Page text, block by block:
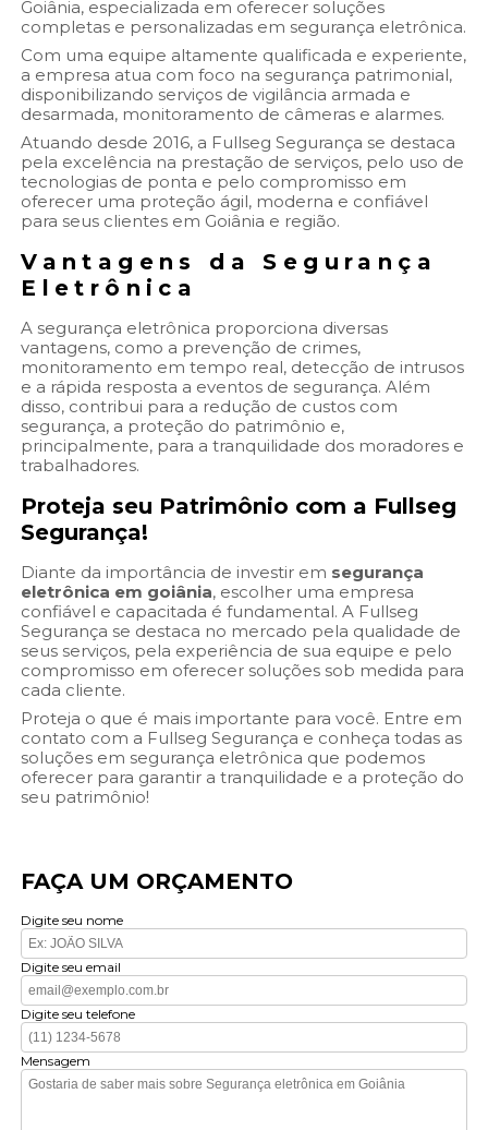
Goiânia, especializada em oferecer soluções
completas e personalizadas em segurança eletrônica.
Com uma equipe altamente qualificada e experiente,
a empresa atua com foco na segurança patrimonial,
disponibilizando serviços de vigilância armada e
desarmada, monitoramento de câmeras e alarmes.
Atuando desde 2016, a Fullseg Segurança se destaca
pela excelência na prestação de serviços, pelo uso de
tecnologias de ponta e pelo compromisso em
oferecer uma proteção ágil, moderna e confiável
para seus clientes em Goiânia e região.
Vantagens da Segurança
Eletrônica
A segurança eletrônica proporciona diversas
vantagens, como a prevenção de crimes,
monitoramento em tempo real, detecção de intrusos
e a rápida resposta a eventos de segurança. Além
disso, contribui para a redução de custos com
segurança, a proteção do patrimônio e,
principalmente, para a tranquilidade dos moradores e
trabalhadores.
Proteja seu Patrimônio com a Fullseg
Segurança!
Diante da importância de investir em segurança
eletrônica em goiânia, escolher uma empresa
confiável e capacitada é fundamental. A Fullseg
Segurança se destaca no mercado pela qualidade de
seus serviços, pela experiência de sua equipe e pelo
compromisso em oferecer soluções sob medida para
cada cliente.
Proteja o que é mais importante para você. Entre em
contato com a Fullseg Segurança e conheça todas as
soluções em segurança eletrônica que podemos
oferecer para garantir a tranquilidade e a proteção do
seu patrimônio!
FAÇA UM ORÇAMENTO
Digite seu nome
Digite seu email
Digite seu telefone
Mensagem